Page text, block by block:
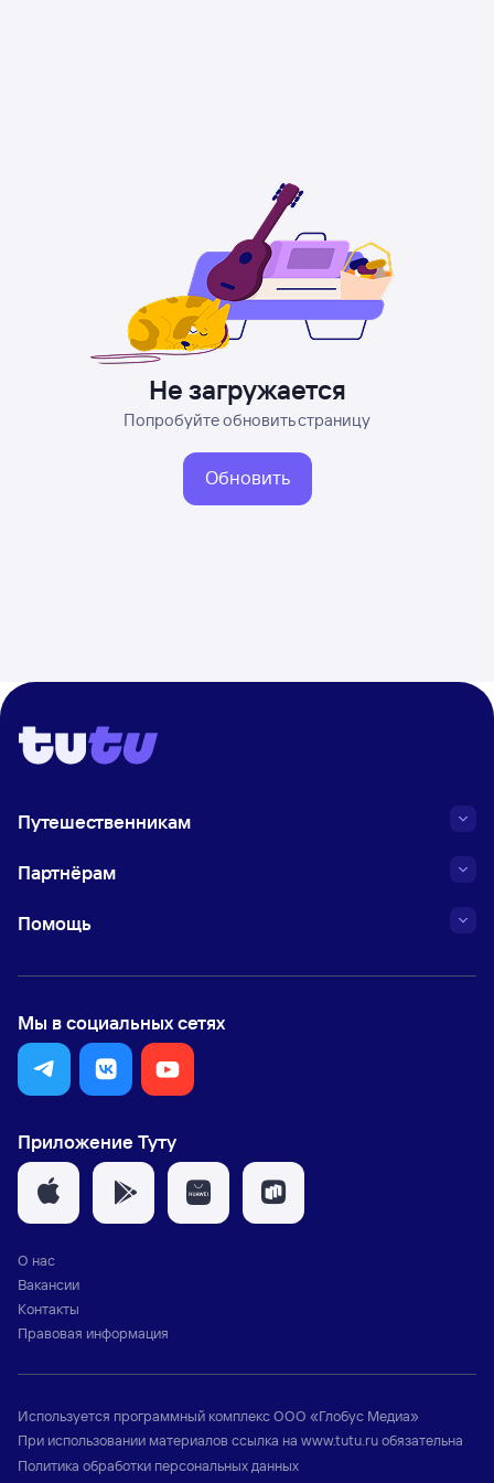
Не загружается
Попробуйте обновить страницу
Обновить
Путешественникам
Партнёрам
Помощь
Мы в социальных сетях
Приложение Туту
О нас
Вакансии
Контакты
Правовая информация
Используется программный комплексООО «Глобус Медиа»
При использовании материалов ссылка на www.tutu.ruобязательна
Политика обработки персональных данных